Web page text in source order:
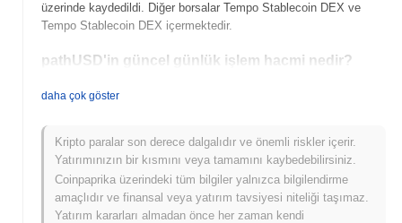
üzerinde kaydedildi. Diğer borsalar Tempo Stablecoin DEX ve
Tempo Stablecoin DEX içermektedir.
pathUSD'in güncel günlük işlem hacmi nedir?
Son 24 saatte pathUSD'in işlem hacmi
vadeli bir azalmayı göstermektedir.
pathUSD'in fiyat aralığı geçmişi nedir?
Tüm Zamanların En Yüksek Değeri (ATH):
₺ 1,996.98
Tüm Zamanların En Düşük Değeri (ATL):
NaN
daha çok göster
Kripto paralar son derece dalgalıdır ve önemli riskler içerir.
Yatırımınızın bir kısmını veya tamamını kaybedebilirsiniz.
Coinpaprika üzerindeki tüm bilgiler yalnızca bilgilendirme
amaçlıdır ve finansal veya yatırım tavsiyesi niteliği taşımaz.
Yatırım kararları almadan önce her zaman kendi